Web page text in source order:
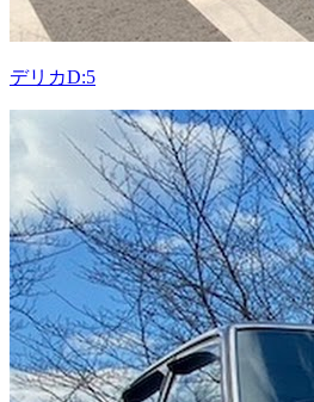
デリカD:5